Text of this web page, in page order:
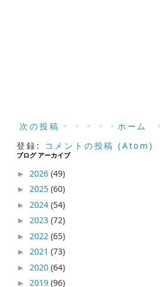
次の投稿
ホーム
登録:
コメントの投稿 (Atom)
ブログ アーカイブ
► 2026(49)
► 2025(60)
► 2024(54)
► 2023(72)
► 2022(65)
► 2021(73)
► 2020(64)
► 2019(96)